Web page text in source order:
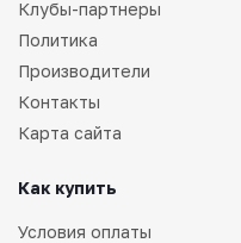
Клубы-партнеры
Политика
Производители
Контакты
Карта сайта
Как купить
Условия оплаты